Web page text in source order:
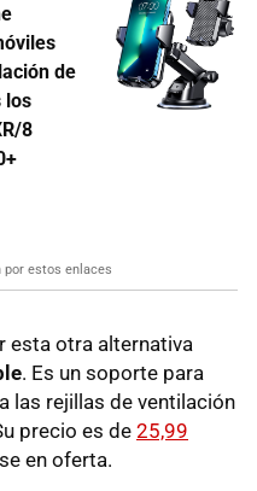
de
los
8
por estos enlaces
esta otra alternativa
. Es un soporte para
las rejillas de ventilación
precio es de 25,99
en oferta.